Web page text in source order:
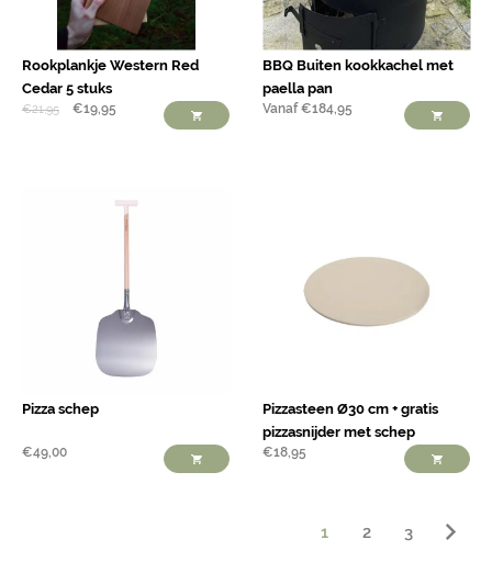
Rookplankje Western Red
Cedar 5 stuks
€21,95 €19,95
BBQ Buiten kookkachel met
paella pan
Vanaf €184,95
Pizza schep
€49,00
Pizzasteen Ø30 cm + gratis
pizzasnijder met schep
€18,95
1 2 3